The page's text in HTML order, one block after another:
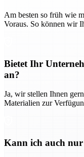
Am besten so früh wie
Voraus. So können wir
Bietet Ihr
an?
Ja, wir stellen Ihnen
Materialien zur
Kann ich auch nur